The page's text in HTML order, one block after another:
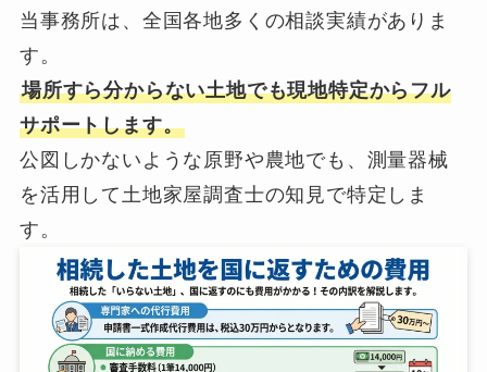
当事務所は、全国各地多くの相談実績がありま
す。
場所すら分からない土地でも現地特定からフル
サポートします。
公図しかないような原野や農地でも、測量器械
を活用して土地家屋調査士の知見で特定しま
す。